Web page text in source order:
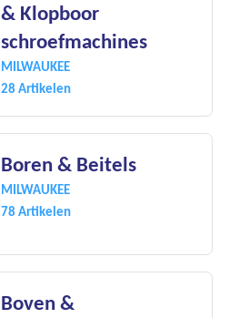
& Klopboor
schroefmachines
MILWAUKEE
28 Artikelen
Boren & Beitels
MILWAUKEE
78 Artikelen
Boven &